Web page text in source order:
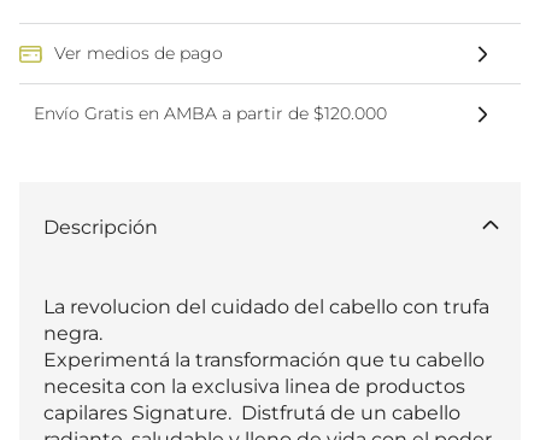
Ver medios de pago
Envío Gratis en AMBA a partir de $120.000
Descripción
La revolucion del cuidado del cabello con trufa
negra.
Experimentá la transformación que tu cabello
necesita con la exclusiva linea de productos
capilares Signature.  Distfrutá de un cabello